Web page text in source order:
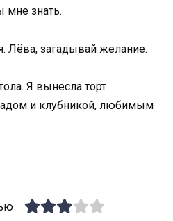
мне знать.
Лёва, загадывай желание.
Я вынесла торт
и клубникой, любимым